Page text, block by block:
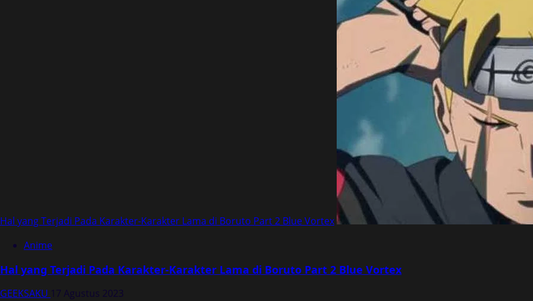
Hal yang Terjadi Pada Karakter-Karakter Lama di Boruto Part 2 Blue Vortex
Anime
Hal yang Terjadi Pada Karakter-Karakter Lama di Boruto Part 2 Blue Vortex
GEEKSAKU
17 Agustus 2023